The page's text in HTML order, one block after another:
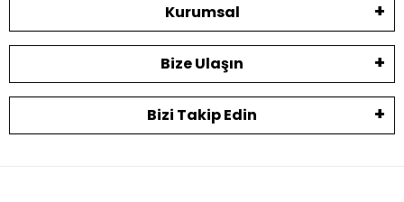
Kurumsal
Bize Ulaşın
Bizi Takip Edin